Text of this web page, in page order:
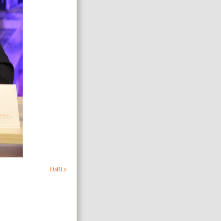
Další »